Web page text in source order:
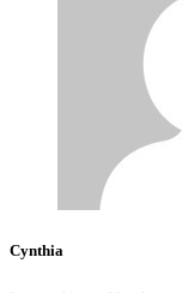
Cynthia